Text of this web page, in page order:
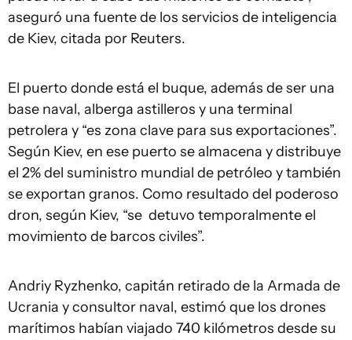
aseguró una fuente de los servicios de inteligencia
de Kiev, citada por Reuters.
El puerto donde está el buque, además de ser una
base naval, alberga astilleros y una terminal
petrolera y “es zona clave para sus exportaciones”.
Según Kiev, en ese puerto se almacena y distribuye
el 2% del suministro mundial de petróleo y también
se exportan granos. Como resultado del poderoso
dron, según Kiev, “se detuvo temporalmente el
movimiento de barcos civiles”.
Andriy Ryzhenko, capitán retirado de la Armada de
Ucrania y consultor naval, estimó que los drones
marítimos habían viajado 740 kilómetros desde su